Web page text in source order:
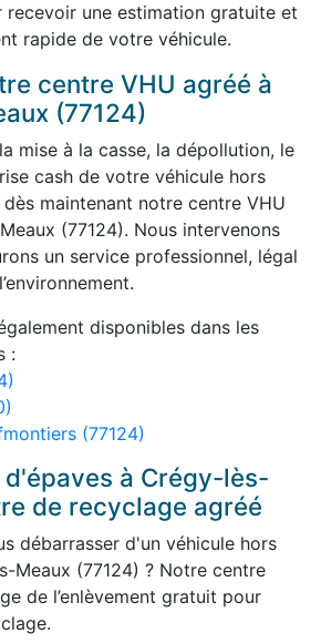
recevoir une estimation gratuite et
rapide de votre véhicule.
centre VHU agréé à
(77124)
mise à la casse, la dépollution, le
cash de votre véhicule hors
dès maintenant notre centre VHU
(77124). Nous intervenons
un service professionnel, légal
disponibles dans les
:
(77124)
d'épaves à Crégy-lès-
de recyclage agréé
débarrasser d'un véhicule hors
Meaux (77124) ? Notre centre
de l’enlèvement gratuit pour